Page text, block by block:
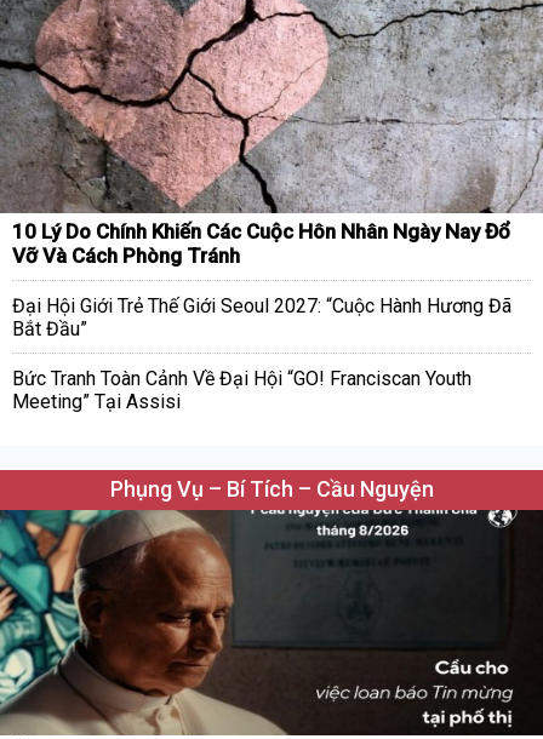
10 Lý Do Chính Khiến Các Cuộc Hôn Nhân Ngày Nay Đổ
Vỡ Và Cách Phòng Tránh
Đại Hội Giới Trẻ Thế Giới Seoul 2027: “Cuộc Hành Hương Đã
Bắt Đầu”
Bức Tranh Toàn Cảnh Về Đại Hội “GO! Franciscan Youth
Meeting” Tại Assisi
Phụng Vụ – Bí Tích – Cầu Nguyện